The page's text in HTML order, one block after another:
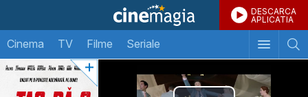
DESCARCA
APLICATIA
Cinema TV Filme Seriale